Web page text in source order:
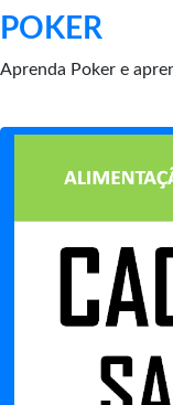
POKER
Aprenda Poker e